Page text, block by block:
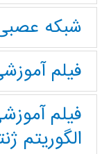
شبکه
فیلم
فیلم
الگوریتم